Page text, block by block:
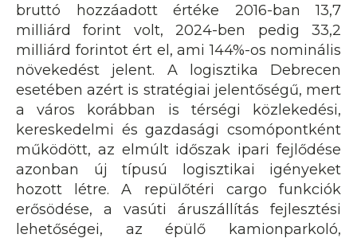
bruttó hozzáadott értéke 2016-ban 13,7
milliárd forint volt, 2024-ben pedig 33,2
milliárd forintot ért el, ami 144%-os nominális
növekedést jelent. A logisztika Debrecen
esetében azért is stratégiai jelentőségű, mert
a város korábban is térségi közlekedési,
kereskedelmi és gazdasági csomópontként
működött, az elmúlt időszak ipari fejlődése
azonban új típusú logisztikai igényeket
hozott létre. A repülőtéri cargo funkciók
erősödése, a vasúti áruszállítás fejlesztési
lehetőségei, az épülő kamionparkoló,